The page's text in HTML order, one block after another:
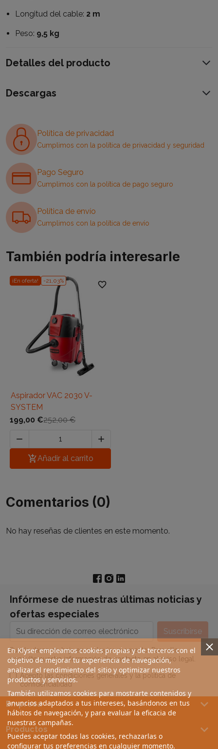
Longitud del cable: 2 m
Peso: 9,5 kg
Detalles del producto
Descargas
Política de privacidad
Cumplimos con la política de privacidad y seguridad
Pago Seguro
Cumplimos con la política de pago seguro
Política de envío
Cumplimos con la política de envío
También podría interesarle
¡En oferta! -21,03% favorite_border
Aspirador VAC 2030 V-
SYSTEM
199,00 €252,00 €


Añadir al carrito
Comentarios (0)
No hay reseñas de clientes en este momento.
Infórmese de nuestras últimas noticias y
ofertas especiales
Puede darse de baja en cualquier momento. Para ello,
consulte nuestra información de contacto en el aviso legal.
Acepto las condiciones generales y la política de
confidencialidad
Empresa keyboard_arrow_down
Productos
keyboard_arrow_down
En Klyser empleamos cookies propias y de terceros con el
objetivo de mejorar tu experiencia de navegación,
analizar el rendimiento del sitio y optimizar nuestros
productos y servicios.
También utilizamos cookies para mostrarte contenidos y
anuncios adaptados a tus intereses, basándonos en tus
hábitos de navegación, y para evaluar la eficacia de
nuestras campañas.
Puedes aceptar todas las cookies, rechazarlas o
configurar tus preferencias en cualquier momento.